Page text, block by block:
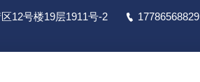
12号楼19层1911号-2 17786568829